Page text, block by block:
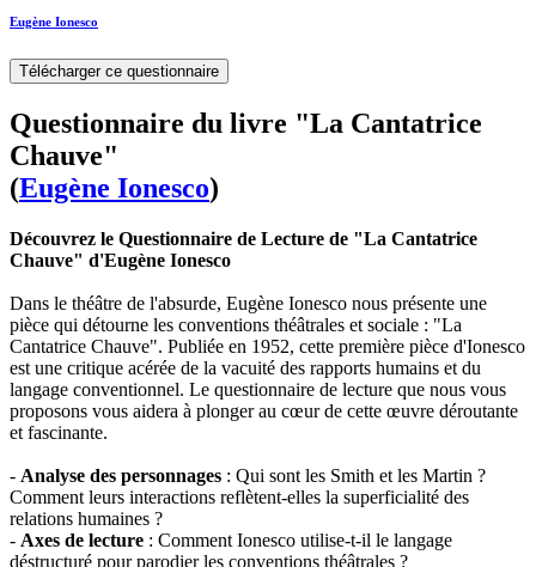
Eugène Ionesco
Télécharger ce questionnaire
Questionnaire du livre "La Cantatrice
Chauve"
(Eugène Ionesco)
Découvrez le Questionnaire de Lecture de "La Cantatrice
Chauve" d'Eugène Ionesco
Dans le théâtre de l'absurde, Eugène Ionesco nous présente une
pièce qui détourne les conventions théâtrales et sociale : "La
Cantatrice Chauve". Publiée en 1952, cette première pièce d'Ionesco
est une critique acérée de la vacuité des rapports humains et du
langage conventionnel. Le questionnaire de lecture que nous vous
proposons vous aidera à plonger au cœur de cette œuvre déroutante
et fascinante.
- Analyse des personnages : Qui sont les Smith et les Martin ?
Comment leurs interactions reflètent-elles la superficialité des
relations humaines ?
- Axes de lecture : Comment Ionesco utilise-t-il le langage
déstructuré pour parodier les conventions théâtrales ?